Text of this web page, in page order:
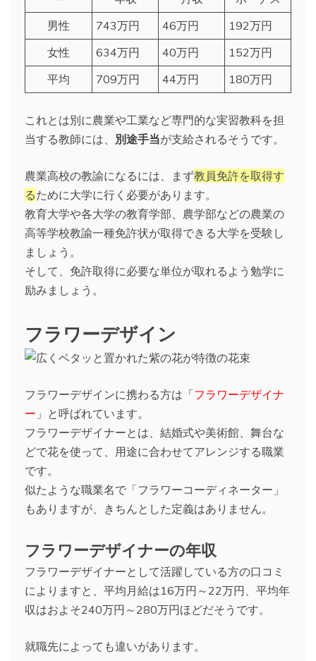
男性
743万円 46万円
192万円
女性
634万円 40万円
152万円
平均
709万円 44万円 180万円
これとは別に農業や工業など専門的な実習教科を担
当する教師には、 別途手当が支給されるそうです。
農業高校の教諭になるには、まず教員免許を取得す
るために大学に行く必要があります。
教育大学や各大学の教育学部、農学部などの農業の
高等学校教諭一種免許状が取得できる大学を受験し
ましょう。
そして、免許取得に必要な単位が取れるよう勉学に
励みましょう。
フラワーデザイン
フラワーデザインに携わる方は「フラワーデザイナ
ー 」と呼ばれています。
フラワーデザイナーとは、結婚式や美術館、舞台な
どで花を使って、用途に合わせてアレンジする職業
です。
似たような職業名で「フラワーコーディネーター」
もありますが、きちんとした定義はありません。
フラワーデザイナーの年収
フラワーデザイナーとして活躍している方の口コミ
によりますと、平均月給は16万円～22万円、平均年
収はおよそ240万円～280万円ほどだそうです。
就職先によっても違いがあります。